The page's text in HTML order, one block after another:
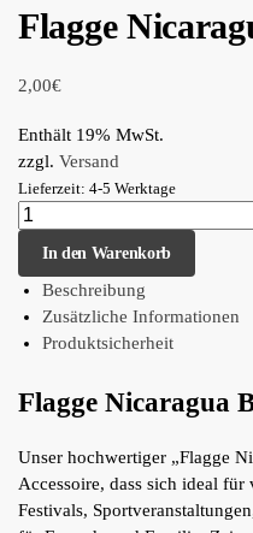
Flagge
2,00€
Enthält 19% MwSt.
zzgl. Versand
Lieferzeit: 4-5 Werktage
In den Warenkorb
Beschreibung
Zusätzliche Informationen
Produktsicherheit
Flagge Nicaragua
Unser hochwertiger „Flagge
Accessoire, dass sich ideal für
Festivals,